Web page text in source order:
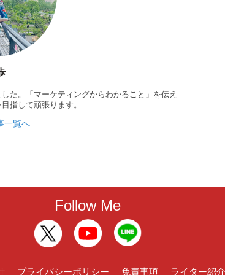
た。「マーケティングからわかること」を伝え
指して頑張ります。
一覧へ
Follow Me
プライバシーポリシー 免責事項 ライター紹介